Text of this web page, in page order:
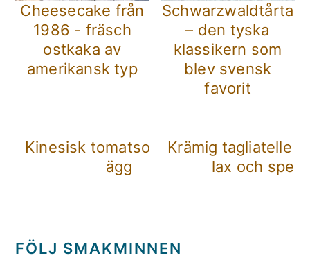
Cheesecake från
1986 - fräsch
ostkaka av
amerikansk typ
Schwarzwaldtårta
– den tyska
klassikern som
blev svensk
favorit
Kinesisk tomatsoppa med
ägg
Krämig tagliatelle
lax och
FÖLJ SMAKMINNEN